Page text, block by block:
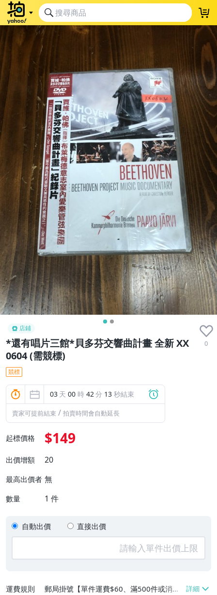
店鋪
*還有唱片三館*貝多芬交響曲計畫 全新 XX
0604 (需競標)
0
競標
03 天 00 時 42分 11 秒結束
賣家可提前結束 / 拍賣時間會自動延長
起標價格 $149
出價增額 20
最高出價者 無
數量 1 件
自動出價 直接出價
運費規則
郵局掛號【單件運費$60、滿500件或消費